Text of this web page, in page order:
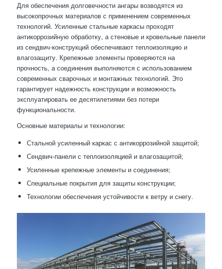
Для обеспечения долговечности ангары возводятся из
высокопрочных материалов с применением современных
технологий. Усиленные стальные каркасы проходят
антикоррозийную обработку, а стеновые и кровельные панели
из сендвич-конструкций обеспечивают теплоизоляцию и
влагозащиту. Крепежные элементы проверяются на
прочность, а соединения выполняются с использованием
современных сварочных и монтажных технологий. Это
гарантирует надежность конструкции и возможность
эксплуатировать ее десятилетиями без потери
функциональности.
Основные материалы и технологии:
Стальной усиленный каркас с антикоррозийной защитой;
Сендвич-панели с теплоизоляцией и влагозащитой;
Усиленные крепежные элементы и соединения;
Специальные покрытия для защиты конструкции;
Технологии обеспечения устойчивости к ветру и снегу.